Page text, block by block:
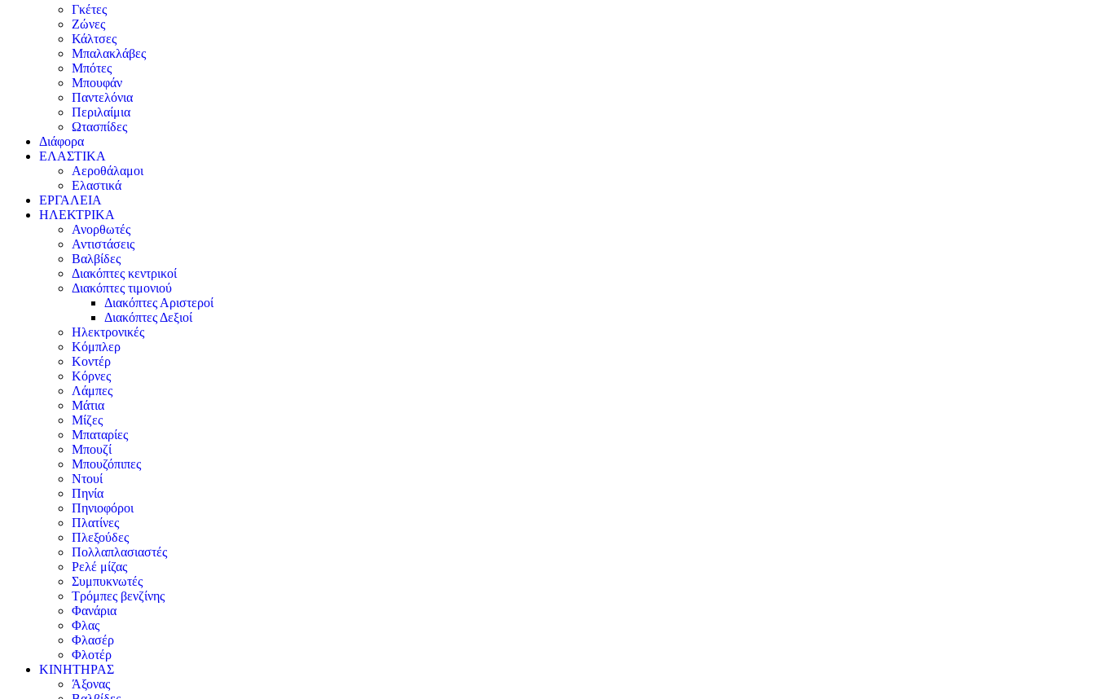
Γκέτες
Ζώνες
Κάλτσες
Μπαλακλάβες
Μπότες
Μπουφάν
Παντελόνια
Περιλαίμια
Ωτασπίδες
Διάφορα
ΕΛΑΣΤΙΚΑ
Αεροθάλαμοι
Ελαστικά
ΕΡΓΑΛΕΙΑ
ΗΛΕΚΤΡΙΚΑ
Ανορθωτές
Αντιστάσεις
Βαλβίδες
Διακόπτες κεντρικοί
Διακόπτες τιμονιού
Διακόπτες Αριστεροί
Διακόπτες Δεξιοί
Ηλεκτρονικές
Κόμπλερ
Κοντέρ
Κόρνες
Λάμπες
Μάτια
Μίζες
Μπαταρίες
Μπουζί
Μπουζόπιπες
Ντουί
Πηνία
Πηνιοφόροι
Πλατίνες
Πλεξούδες
Πολλαπλασιαστές
Ρελέ μίζας
Συμπυκνωτές
Τρόμπες βενζίνης
Φανάρια
Φλας
Φλασέρ
Φλοτέρ
ΚΙΝΗΤΗΡΑΣ
Άξονας